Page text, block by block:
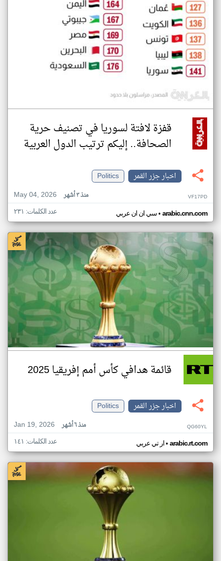
قفزة لافتة لسوريا في تصنيف حرية
الصحافة.. إليكم ترتيب الدول العربية
اخبار جزر القمر
Politics
May 04, 2026
منذ ٣ أشهر VF17PD
سي ان ان عربي• arabic.cnn.com عدد الكلمات: ٢٣١
قائمة هدافي كأس أمم إفريقيا 2025
اخبار جزر القمر
Politics
Jan 19, 2026
منذ ٦ أشهر QG60YL
ار تي عربي• arabic.rt.com عدد الكلمات: ١٤١